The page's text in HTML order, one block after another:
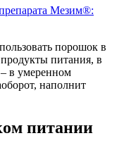
Мезим®:
порошок в
питания, в
– в умеренном
наполнит
питании